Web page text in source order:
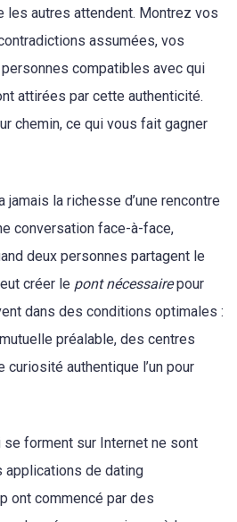
les autres attendent. Montrez vos
assumées, vos
compatibles avec qui
attirées par cette authenticité.
chemin, ce qui vous fait gagner
jamais la richesse d’une rencontre
conversation face-à-face,
deux personnes partagent le
créer le pont nécessairepour
dans des conditions optimales :
préalable, des centres
curiosité authentique l’un pour
forment sur Internet ne sont
de dating
ont commencé par des